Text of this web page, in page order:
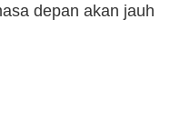
depan akan jauh